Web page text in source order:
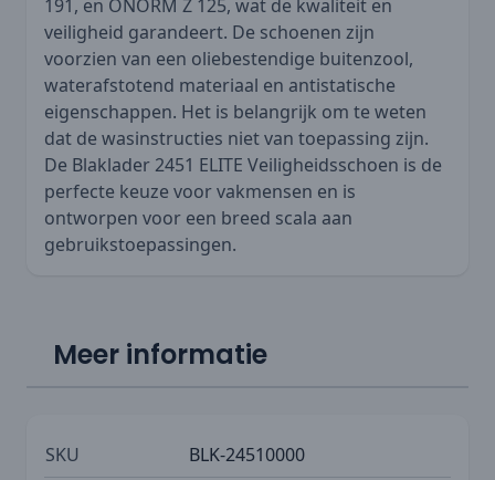
191, en ÖNORM Z 125, wat de kwaliteit en
veiligheid garandeert. De schoenen zijn
voorzien van een oliebestendige buitenzool,
waterafstotend materiaal en antistatische
eigenschappen. Het is belangrijk om te weten
dat de wasinstructies niet van toepassing zijn.
De Blaklader 2451 ELITE Veiligheidsschoen is de
perfecte keuze voor vakmensen en is
ontworpen voor een breed scala aan
gebruikstoepassingen.
Meer informatie
SKU
BLK-24510000